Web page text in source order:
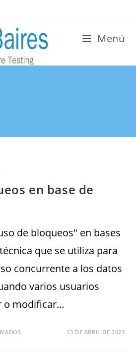
Menú
en base de
de bloqueos" en bases
que se utiliza para
concurrente a los datos
varios usuarios
o modificar…
13 DE ABRIL DE 2023